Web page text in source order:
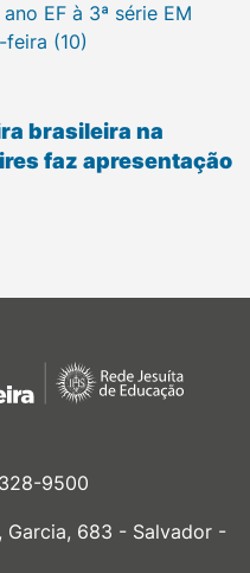
EF à 3ª série EM
feira (10)
brasileira na
faz apresentação
9500
Garcia, 683 - Salvador -